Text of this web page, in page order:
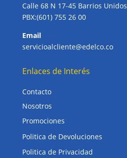
Calle 68 N 17-45 Barrios Unidos
PBX:(601) 755 26 00
Email
servicioalcliente@edelco.co
Enlaces de Interés
Contacto
Nosotros
Promociones
Politica de Devoluciones
Politica de Privacidad